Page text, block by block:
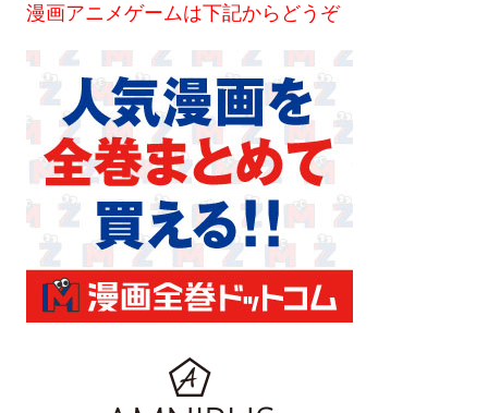
漫画アニメゲームは下記からどうぞ